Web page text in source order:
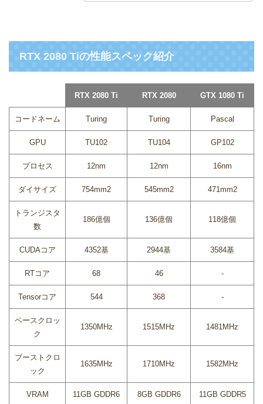
RTX 2080 Tiの性能スペック紹介
RTX 2080 Ti RTX 2080 GTX 1080 Ti
コードネーム Turing Turing Pascal
GPU TU102 TU104 GP102
プロセス 12nm 12nm 16nm
ダイサイズ 754mm2 545mm2 471mm2
トランジスタ
数
186億個 136億個 118億個
CUDAコア 4352基 2944基 3584基
RTコア 68 46 -
Tensorコア 544 368 -
ベースクロッ
ク
1350MHz 1515MHz 1481MHz
ブーストクロ
ック
1635MHz 1710MHz 1582MHz
VRAM 11GB GDDR6 8GB GDDR6 11GB GDDR5